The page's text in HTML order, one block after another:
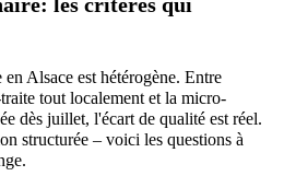
Alsace est hétérogène. Entre
tout localement et la micro-
dès juillet, l'écart de qualité est réel.
structurée – voici les questions à